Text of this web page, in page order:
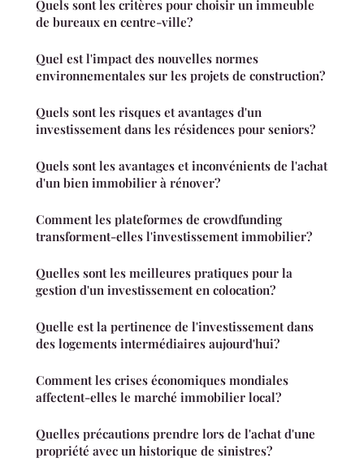
Quels sont les critères pour choisir un immeuble
de bureaux en centre-ville?
Quel est l'impact des nouvelles normes
environnementales sur les projets de construction?
Quels sont les risques et avantages d'un
investissement dans les résidences pour seniors?
Quels sont les avantages et inconvénients de l'achat
d'un bien immobilier à rénover?
Comment les plateformes de crowdfunding
transforment-elles l'investissement immobilier?
Quelles sont les meilleures pratiques pour la
gestion d'un investissement en colocation?
Quelle est la pertinence de l'investissement dans
des logements intermédiaires aujourd'hui?
Comment les crises économiques mondiales
affectent-elles le marché immobilier local?
Quelles précautions prendre lors de l'achat d'une
propriété avec un historique de sinistres?